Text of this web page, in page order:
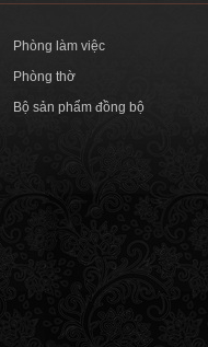
Phòng làm việc
Phòng thờ
Bộ sản phẩm đồng bộ